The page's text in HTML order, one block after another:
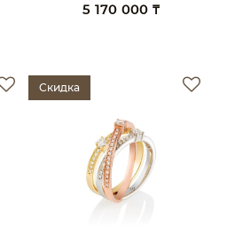
5 170 000 ₸
Скидка